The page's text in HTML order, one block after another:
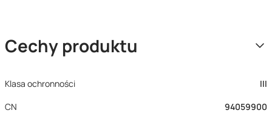
Cechy produktu
Klasa ochronności
III
CN
94059900